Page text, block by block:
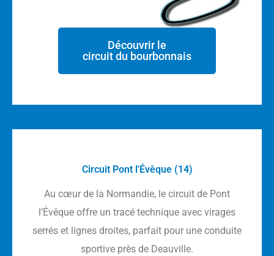
Découvrir le
circuit du bourbonnais
Circuit Pont l'Évêque (14)
Au cœur de la Normandie, le circuit de Pont
l’Évêque offre un tracé technique avec virages
serrés et lignes droites, parfait pour une conduite
sportive près de Deauville.